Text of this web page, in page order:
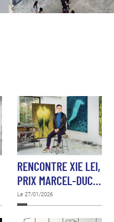
RENCONTRE XIE LEI,
PRIX MARCEL-DUC…
Le 27/01/2026